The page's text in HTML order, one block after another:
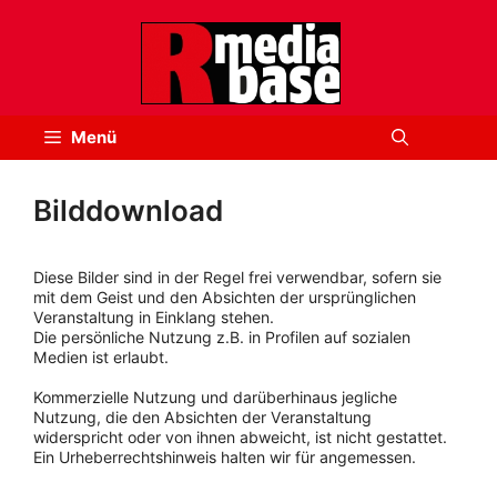
Menü
Bilddownload
Diese Bilder sind in der Regel frei verwendbar, sofern sie
mit dem Geist und den Absichten der ursprünglichen
Veranstaltung in Einklang stehen.
Die persönliche Nutzung z.B. in Profilen auf sozialen
Medien ist erlaubt.
Kommerzielle Nutzung und darüberhinaus jegliche
Nutzung, die den Absichten der Veranstaltung
widerspricht oder von ihnen abweicht, ist nicht gestattet.
Ein Urheberrechtshinweis halten wir für angemessen.